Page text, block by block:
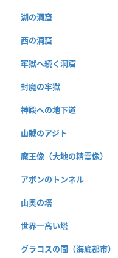
湖の洞窟
西の洞窟
牢獄へ続く洞窟
封魔の牢獄
神殿への地下道
山賊のアジト
魔王像（大地の精霊像）
アボンのトンネル
山奥の塔
世界一高い塔
グラコスの間（海底都市）